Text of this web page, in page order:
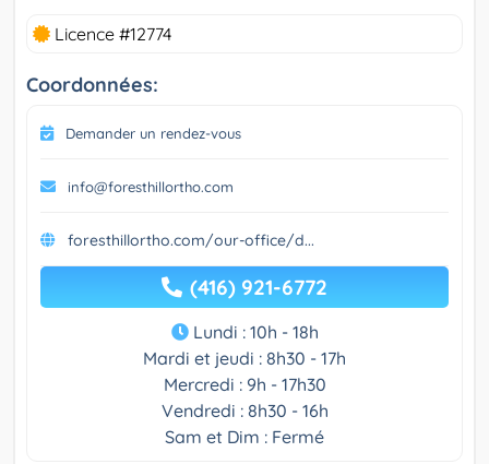
Licence #12774
Coordonnées:
Demander un rendez-vous
info@foresthillortho.com
foresthillortho.com/our-office/d...
(416) 921-6772
Lundi : 10h - 18h
Mardi et jeudi : 8h30 - 17h
Mercredi : 9h - 17h30
Vendredi : 8h30 - 16h
Sam et Dim : Fermé